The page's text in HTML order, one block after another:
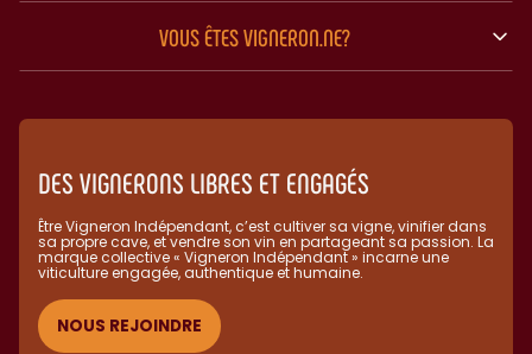
VOUS ÊTES VIGNERON.NE?
DES VIGNERONS LIBRES ET ENGAGÉS
Être Vigneron Indépendant, c’est cultiver sa vigne, vinifier dans
sa propre cave, et vendre son vin en partageant sa passion. La
marque collective « Vigneron Indépendant » incarne une
viticulture engagée, authentique et humaine.​
NOUS REJOINDRE